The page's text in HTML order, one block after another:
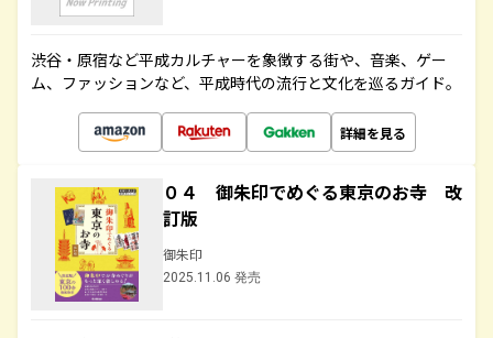
渋谷・原宿など平成カルチャーを象徴する街や、音楽、ゲー
ム、ファッションなど、平成時代の流行と文化を巡るガイド。
詳細を見る
０４ 御朱印でめぐる東京のお寺 改
訂版
御朱印
2025.11.06 発売